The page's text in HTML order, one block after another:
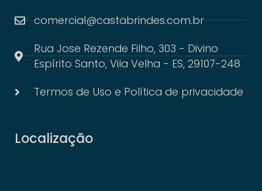
comercial@castabrindes.com.br
Rua Jose Rezende Filho, 303 - Divino
Espírito Santo, Vila Velha - ES, 29107-248
Termos de Uso e Política de privacidade
Localização